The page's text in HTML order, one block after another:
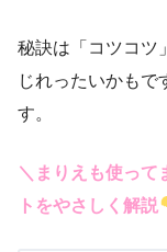
秘訣は「コツコツ
じれったいかもで
す。
＼まりえも使って
トをやさしく解説